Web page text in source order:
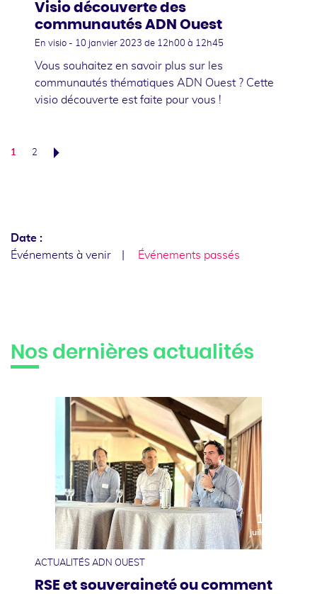
Visio découverte des
communautés ADN Ouest
En visio - 10 janvier 2023 de 12h00 à 12h45
Vous souhaitez en savoir plus sur les
communautés thématiques ADN Ouest ? Cette
visio découverte est faite pour vous !
1 2
Date :
Événements à venir
Événements passés
Nos dernières actualités
10
juillet
ACTUALITÉS ADN OUEST
RSE et souveraineté ou comment